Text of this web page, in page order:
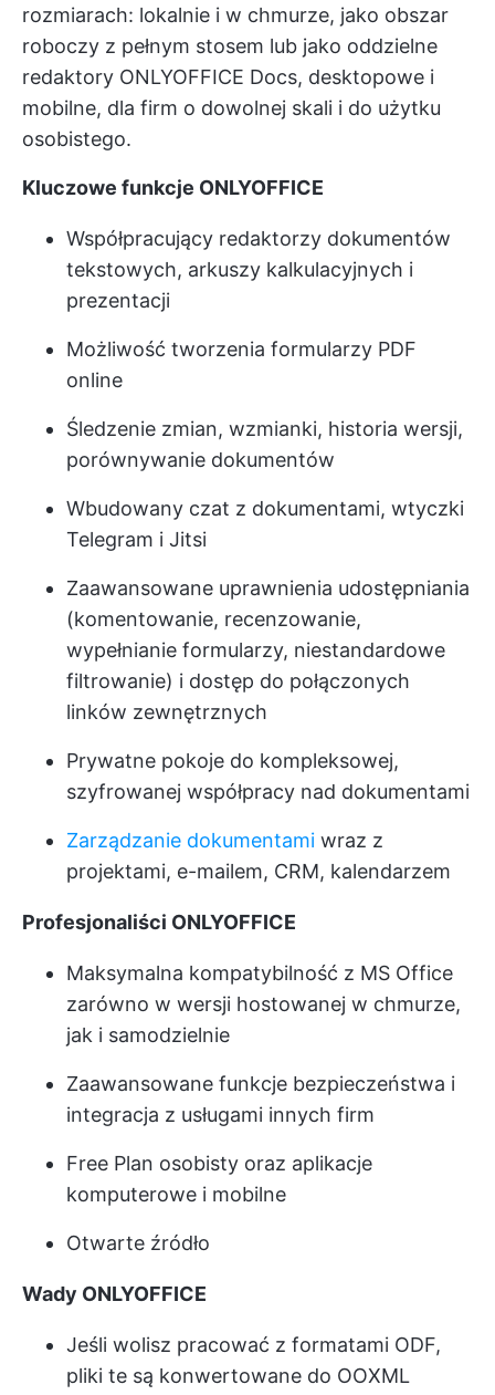
rozmiarach: lokalnie i w chmurze, jako obszar
roboczy z pełnym stosem lub jako oddzielne
redaktory ONLYOFFICE Docs, desktopowe i
mobilne, dla firm o dowolnej skali i do użytku
osobistego.
Kluczowe funkcje ONLYOFFICE
Współpracujący redaktorzy dokumentów
tekstowych, arkuszy kalkulacyjnych i
prezentacji
Możliwość tworzenia formularzy PDF
online
Śledzenie zmian, wzmianki, historia wersji,
porównywanie dokumentów
Wbudowany czat z dokumentami, wtyczki
Telegram i Jitsi
Zaawansowane uprawnienia udostępniania
(komentowanie, recenzowanie,
wypełnianie formularzy, niestandardowe
filtrowanie) i dostęp do połączonych
linków zewnętrznych
Prywatne pokoje do kompleksowej,
szyfrowanej współpracy nad dokumentami
Zarządzanie dokumentami wraz z
projektami, e-mailem, CRM, kalendarzem
Profesjonaliści ONLYOFFICE
Maksymalna kompatybilność z MS Office
zarówno w wersji hostowanej w chmurze,
jak i samodzielnie
Zaawansowane funkcje bezpieczeństwa i
integracja z usługami innych firm
Free Plan osobisty oraz aplikacje
komputerowe i mobilne
Otwarte źródło
Wady ONLYOFFICE
Jeśli wolisz pracować z formatami ODF,
pliki te są konwertowane do OOXML